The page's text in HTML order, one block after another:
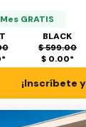
GRATIS
*
BLACK
$ 599.00
$ 0.00*
¡Inscríbete